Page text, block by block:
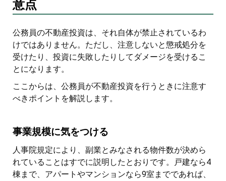
意点
公務員の不動産投資は、それ自体が禁止されているわ
けではありません。ただし、注意しないと懲戒処分を
受けたり、投資に失敗したりしてダメージを受けるこ
とになります。
ここからは、公務員が不動産投資を行うときに注意す
べきポイントを解説します。
事業規模に気をつける
人事院規定により、副業とみなされる物件数が決めら
れていることはすでに説明したとおりです。戸建なら4
棟まで、アパートやマンションなら9室までであれば、